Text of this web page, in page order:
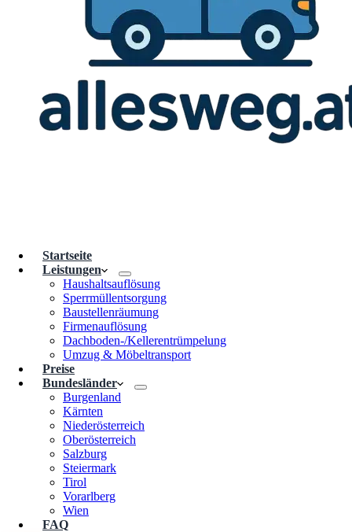
Startseite
Leistungen
Haushaltsauflösung
Sperrmüllentsorgung
Baustellenräumung
Firmenauflösung
Dachboden-/Kellerentrümpelung
Umzug & Möbeltransport
Preise
Bundesländer
Burgenland
Kärnten
Niederösterreich
Oberösterreich
Salzburg
Steiermark
Tirol
Vorarlberg
Wien
FAQ